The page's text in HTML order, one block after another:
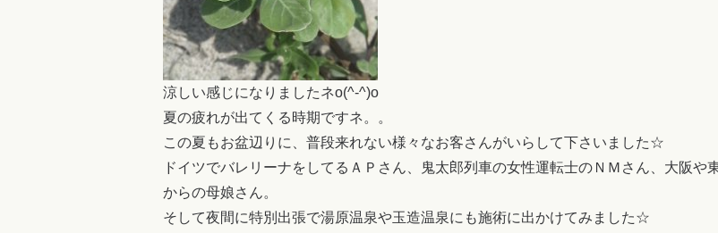
涼しい感じになりましたネo(^-^)o
夏の疲れが出てくる時期ですネ。。
この夏もお盆辺りに、普段来れない様々なお客さんがいらして下さいました☆
ドイツでバレリーナをしてるＡＰさん、鬼太郎列車の女性運転士のＮＭさん、大阪や
からの母娘さん。
そして夜間に特別出張で湯原温泉や玉造温泉にも施術に出かけてみました☆